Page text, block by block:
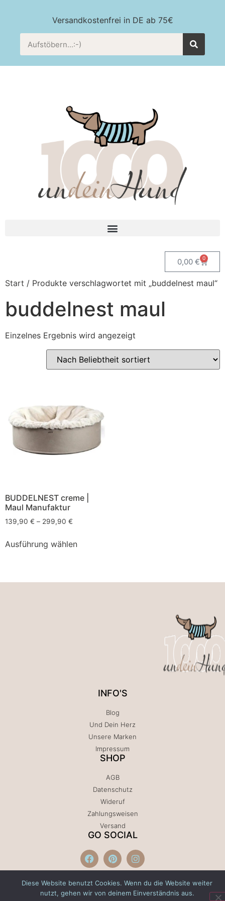
Versandkostenfrei in DE ab 75€
0,00 € 0
Start / Produkte verschlagwortet mit „buddelnest maul“
buddelnest maul
Einzelnes Ergebnis wird angezeigt
BUDDELNEST creme |
Maul Manufaktur
139,90 € – 299,90 €
Ausführung wählen
INFO'S
Blog
Und Dein Herz
Unsere Marken
Impressum
SHOP
AGB
Datenschutz
Wideruf
Zahlungsweisen
Versand
GO SOCIAL
Diese Website benutzt Cookies. Wenn du die Website weiter
nutzt, gehen wir von deinem Einverständnis aus.